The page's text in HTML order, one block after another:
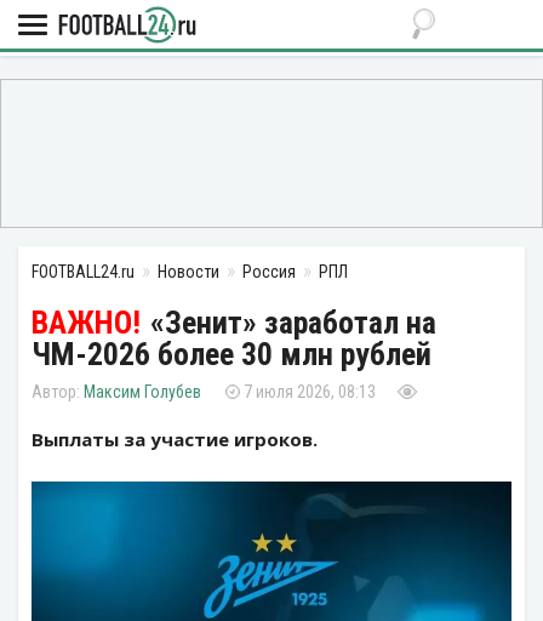
FOOTBALL24.ru Новости Россия РПЛ
«Зенит» заработал на
ЧМ-2026 более 30 млн рублей
Максим Голубев 7 июля 2026, 08:13
Выплаты за участие игроков.